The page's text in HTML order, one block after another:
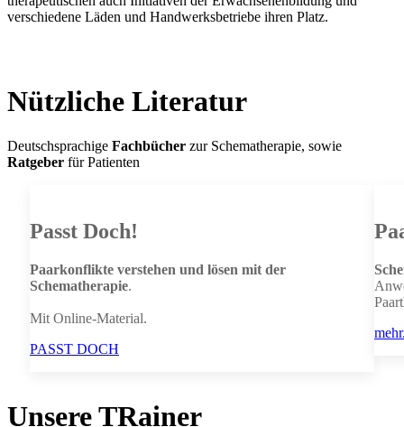
verschiedene Läden und Handwerksbetriebe ihren Platz.
Nützliche Literatur
Deutschsprachige Fachbücher zur Schematherapie, sowie
Ratgeber für Patienten
Passt Doch!
Paarkonflikte verstehen und lösen mit der
Schematherapie.
Mit Online-Material.
PASST DOCH
Unsere TRainer